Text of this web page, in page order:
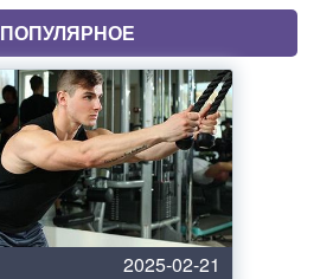
ПОПУЛЯРНОЕ
2025-02-21